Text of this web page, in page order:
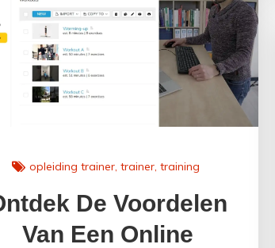
opleiding trainer trainer training
De Voordelen
Van Een Online